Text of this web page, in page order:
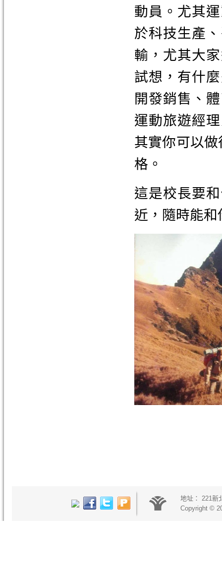
動員。尤其
於科技生產
輸，尤其大
試想，有什
開發銷售、
運動旅遊經
其實你可以
格。
這是校長要
近，隨時能
地址： 221新
Copyright ©